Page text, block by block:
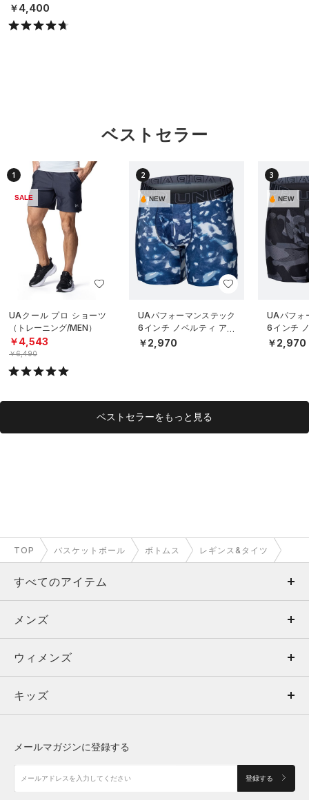
￥4,400
ベストセラー
1
SALE
UAクール プロ ショーツ
（トレーニング/MEN）
￥4,543
￥6,490
2
NEW
UAパフォーマンステック
6インチ ノベルティ アン
ダーウェア（トレーニン
￥2,970
3
NEW
UAパフォ
6インチ
ダーウェ
￥2,970
ベストセラーをもっと見る
TOP バスケットボール ボトムス レギンス&タイツ
すべてのアイテム
メンズ
ウィメンズ
キッズ
アクセサリー
メンズ
トップス
ボトムス
アクセサリー
ウィメンズ
トップス
シューズ
キッズ
メールマガジンに登録する
登録する